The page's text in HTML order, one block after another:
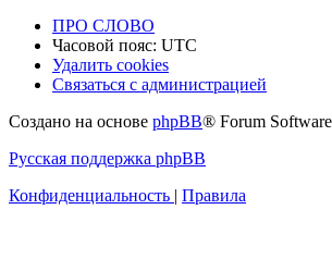
ПРО СЛОВО
Часовой пояс: UTC
Удалить cookies
Связаться с администрацией
Создано на основе phpBB® Forum
Русская поддержка phpBB
Конфиденциальность | Правила